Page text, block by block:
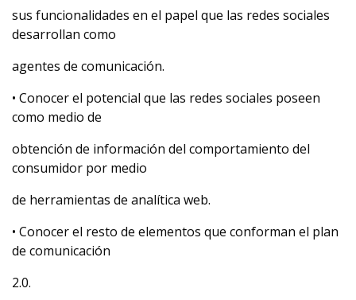
sus funcionalidades en el papel que las redes sociales
desarrollan como
agentes de comunicación.
• Conocer el potencial que las redes sociales poseen
como medio de
obtención de información del comportamiento del
consumidor por medio
de herramientas de analítica web.
• Conocer el resto de elementos que conforman el plan
de comunicación
2.0.